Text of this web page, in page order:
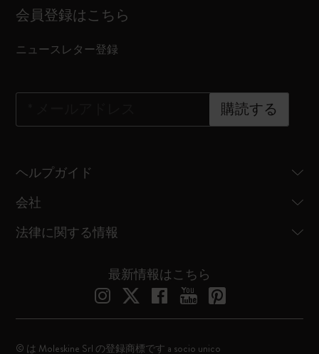
会員登録はこちら
ニュースレター登録
購読する
ヘルプガイド
会社
法律に関する情報
最新情報はこちら
© は Moleskine Srl の登録商標です a socio unico